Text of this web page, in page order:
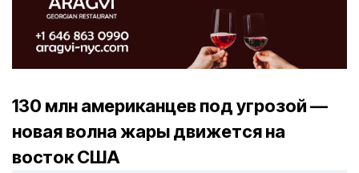
130 млн американцев под угрозой —
новая волна жары движется на
восток США